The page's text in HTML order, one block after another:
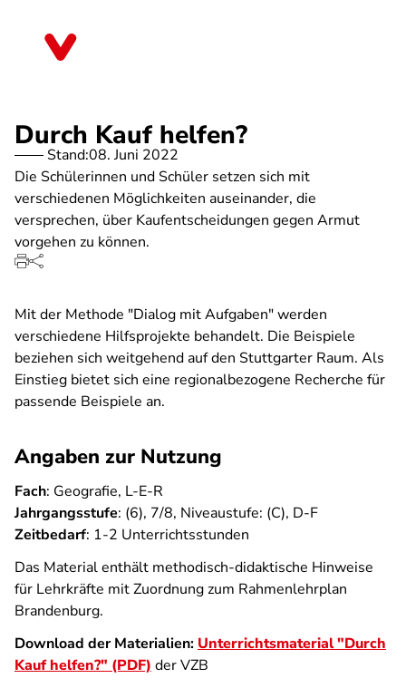
Durch Kauf helfen?
Stand:08. Juni 2022
Die Schülerinnen und Schüler setzen sich mit
verschiedenen Möglichkeiten auseinander, die
versprechen, über Kaufentscheidungen gegen Armut
vorgehen zu können.
Mit der Methode "Dialog mit Aufgaben" werden
verschiedene Hilfsprojekte behandelt. Die Beispiele
beziehen sich weitgehend auf den Stuttgarter Raum. Als
Einstieg bietet sich eine regionalbezogene Recherche für
passende Beispiele an.
Angaben zur Nutzung
Fach: Geografie, L-E-R
Jahrgangsstufe: (6), 7/8, Niveaustufe: (C), D-F
Zeitbedarf: 1-2 Unterrichtsstunden
Das Material enthält methodisch-didaktische Hinweise
für Lehrkräfte mit Zuordnung zum Rahmenlehrplan
Brandenburg.
Download der Materialien: Unterrichtsmaterial "Durch
Kauf helfen?" (PDF) der VZB